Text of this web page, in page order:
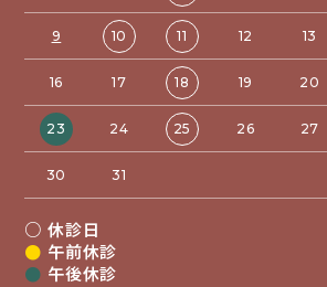
9 10 11 12 13
16 17 18 19 20
23 24 25 26 27
30 31
○ 休診日
● 午前休診
● 午後休診